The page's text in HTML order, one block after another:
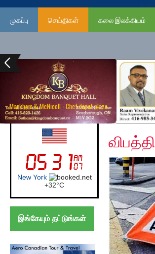
முகப்பு செய்திகள் கலை இலக்கியம்
Markham & McNicoll - Chef depot plaza
UK (London)
London
+27°C
இங்கேயும் தட்டுங்கள்
Monday,